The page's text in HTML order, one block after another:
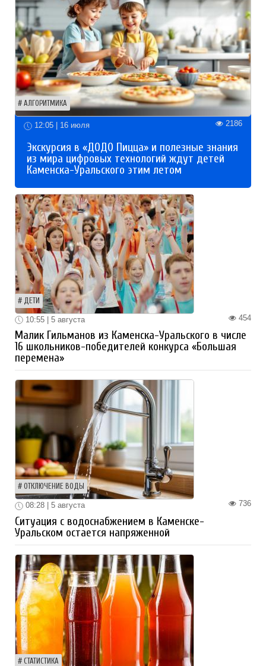
АЛГОРИТМИКА
12:05 | 16 июля 2186
Экскурсия в «ДОДО Пицца» и полезные знания
из мира цифровых технологий ждут детей
Каменска-Уральского этим летом
ДЕТИ
454
10:55 | 5 августа
Малик Гильманов из Каменска-Уральского в числе
16 школьников-победителей конкурса «Большая
перемена»
ОТКЛЮЧЕНИЕ ВОДЫ
736
08:28 | 5 августа
Ситуация с водоснабжением в Каменске-
Уральском остается напряженной
СТАТИСТИКА